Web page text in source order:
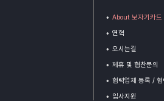
About 보자기카드
연혁
오시는길
제휴 및 협찬문의
협력업체 등록 /
입사지원